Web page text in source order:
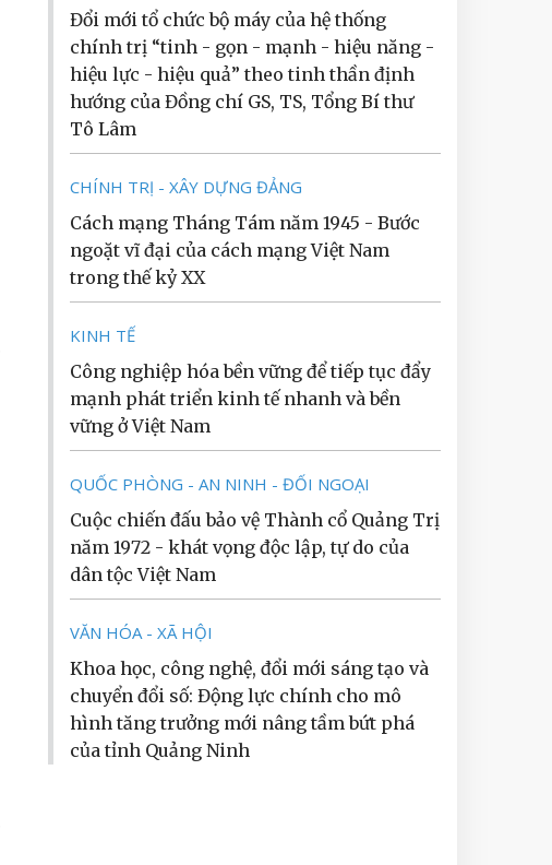
Đổi mới tổ chức bộ máy của hệ thống
chính trị “tinh - gọn - mạnh - hiệu năng -
hiệu lực - hiệu quả” theo tinh thần định
hướng của Đồng chí GS, TS, Tổng Bí thư
Tô Lâm
CHÍNH TRỊ - XÂY DỰNG ĐẢNG
Cách mạng Tháng Tám năm 1945 - Bước
ngoặt vĩ đại của cách mạng Việt Nam
trong thế kỷ XX
KINH TẾ
Công nghiệp hóa bền vững để tiếp tục đẩy
mạnh phát triển kinh tế nhanh và bền
vững ở Việt Nam
QUỐC PHÒNG - AN NINH - ĐỐI NGOẠI
Cuộc chiến đấu bảo vệ Thành cổ Quảng Trị
năm 1972 - khát vọng độc lập, tự do của
dân tộc Việt Nam
VĂN HÓA - XÃ HỘI
Khoa học, công nghệ, đổi mới sáng tạo và
chuyển đổi số: Động lực chính cho mô
hình tăng trưởng mới nâng tầm bứt phá
của tỉnh Quảng Ninh